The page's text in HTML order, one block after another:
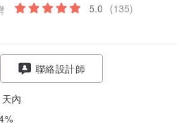
5.0 (135)
聯絡設計師
內